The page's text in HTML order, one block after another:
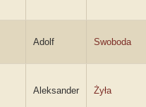
Adolf Swoboda
Aleksander Żyła